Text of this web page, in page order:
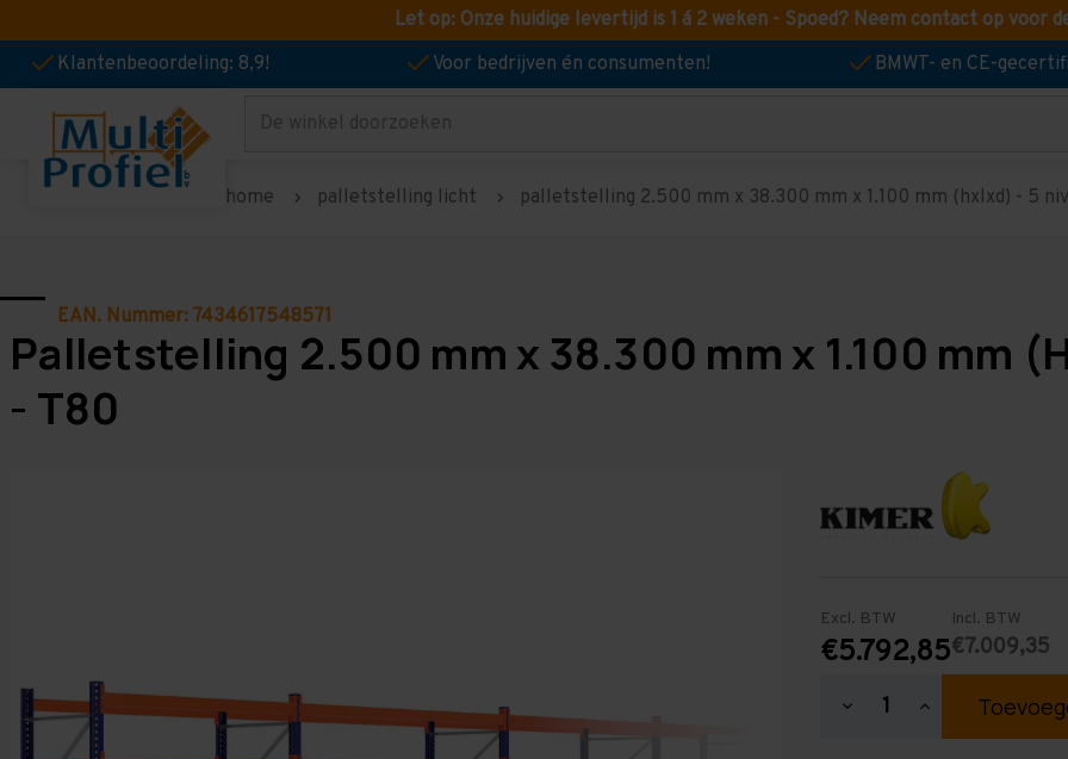
Let op: Onze huidige levertijd is 1 á 2 weken - Spoed? Neem contact op voor
Klantenbeoordeling: 8,9!
Voor bedrijven én consumenten! BMWT- en CE-
Zoeken
home palletstelling licht palletstelling 2.500 mm x 38.300 mm x 1.100 mm (hxlxd) - 5
EAN. Nummer: 7434617548571
Palletstelling 2.500 mm x 38.300 mm x 1.100 mm
- T80
Excl. BTW
€5.792,85
Incl. BTW
€7.009,35
HoeveelheidHoeveelheid
verhogen